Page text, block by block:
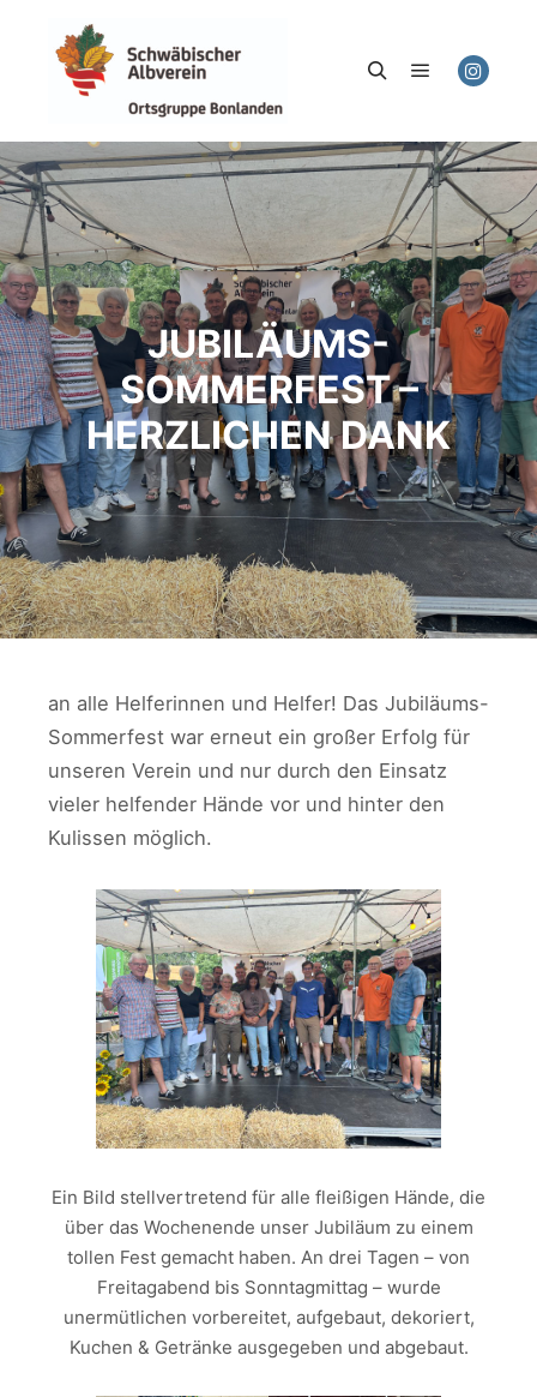
JUBILÄUMS-
SOMMERFEST –
HERZLICHEN DANK
an alle Helferinnen und Helfer! Das Jubiläums-
Sommerfest war erneut ein großer Erfolg für
unseren Verein und nur durch den Einsatz
vieler helfender Hände vor und hinter den
Kulissen möglich.
Ein Bild stellvertretend für alle fleißigen Hände, die
über das Wochenende unser Jubiläum zu einem
tollen Fest gemacht haben. An drei Tagen – von
Freitagabend bis Sonntagmittag – wurde
unermütlichen vorbereitet, aufgebaut, dekoriert,
Kuchen & Getränke ausgegeben und abgebaut.